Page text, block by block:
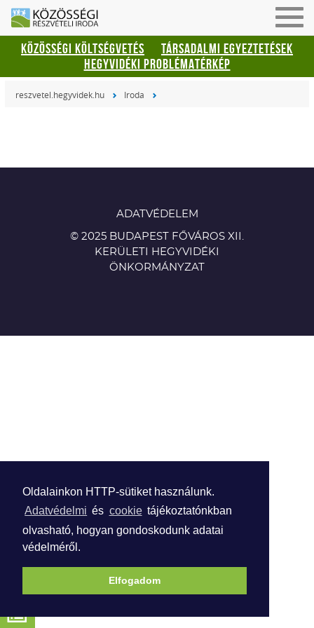
Oldalainkon HTTP-sütiket használunk.
Adatvédelmi és cookie tájékoztatónkban
olvasható, hogyan gondoskodunk adatai
védelméről.
Elfogadom
be-
vagy
KÖZÖSSÉGI KÖLTSÉGVETÉS
TÁRSADALMI EGYEZTETÉSEK
HEGYVIDÉKI PROBLÉMATÉRKÉP
reszvetel.hegyvidek.hu Iroda
ADATVÉDELEM
© 2025 BUDAPEST FŐVÁROS XII.
KERÜLETI HEGYVIDÉKI
ÖNKORMÁNYZAT